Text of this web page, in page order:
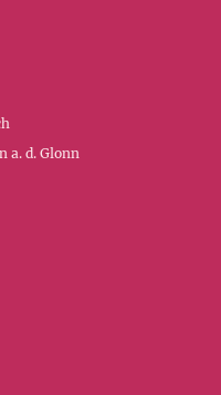
a. d. Glonn